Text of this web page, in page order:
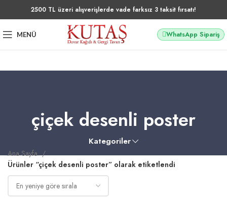
2500 TL üzeri alışverişlerde vade farksız 3 taksit fırsatı!
MENÜ WhatsApp Sipariş
çiçek desenli poster
Kategoriler
Ana Sayfa
Ürünler “çiçek desenli poster” olarak etiketlendi